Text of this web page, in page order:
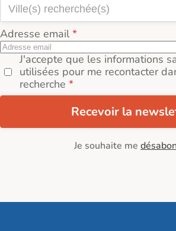
Adresse email
J'accepte que les informations
utilisées pour me recontacter
recherche
Recevoir la
Je souhaite me